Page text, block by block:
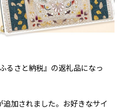
るさと納税』の返礼品になっ
加されました。お好きなサイ